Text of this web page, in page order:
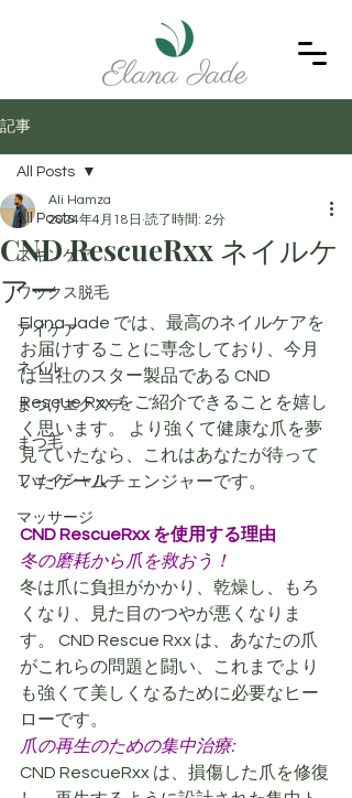
記事
All Posts
スキンケア
ワックス脱毛
アイケア
ネイル
まつげエクステ
まつ毛
フェイシャル
マッサージ
All Posts
CND RescueRxx ネイルケ
アー
Ali Hamza
2024年4月18日 読了時間: 2分
Elana Jade では、最高のネイルケアを
お届けすることに専念しており、今月
は当社のスター製品である CND
Rescue Rxx をご紹介できることを嬉し
く思います。 より強くて健康な爪を夢
見ていたなら、これはあなたが待って
いたゲームチェンジャーです。
CND RescueRxx を使用する理由
冬の磨耗から爪を救おう！
冬は爪に負担がかかり、乾燥し、もろ
くなり、見た目のつやが悪くなりま
す。 CND Rescue Rxx は、あなたの爪
がこれらの問題と闘い、これまでより
も強くて美しくなるために必要なヒー
ローです。
爪の再生のための集中治療:
CND RescueRxx は、損傷した爪を修復